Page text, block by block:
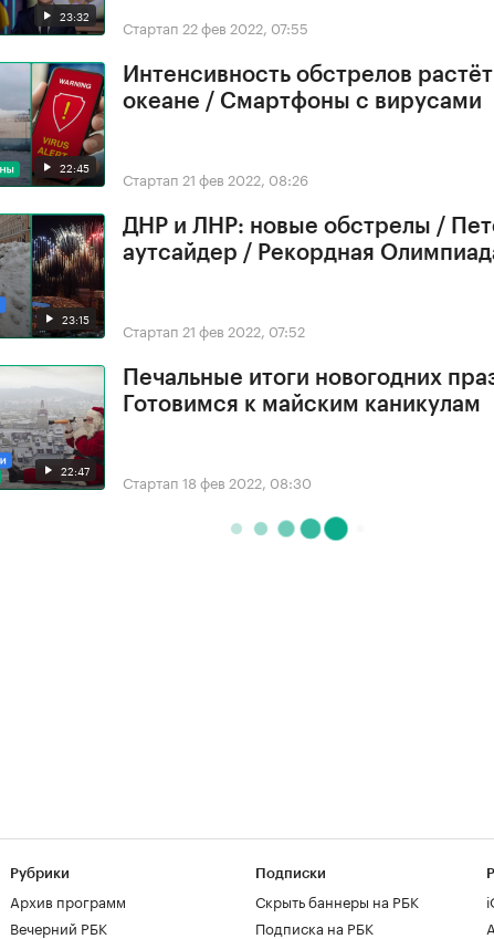
23:32 Стартап 22 фев 2022, 07:55
22:45
Интенсивность обстрелов
океане / Смартфоны с вирусами
Стартап 21 фев 2022, 08:26
23:15
ДНР и ЛНР: новые обстрелы /
аутсайдер / Рекордная
Стартап 21 фев 2022, 07:52
22:47
Печальные итоги новогодних
Готовимся к майским каникулам
Стартап 18 фев 2022, 08:30
Рубрики
Архив программ
Вечерний РБК
Подписки
Скрыть баннеры на РБК
Подписка на РБК